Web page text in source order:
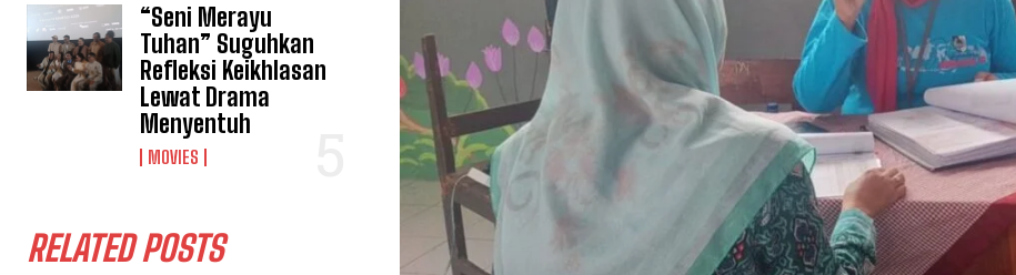
“Seni Merayu
Tuhan” Suguhkan
Refleksi Keikhlasan
Lewat Drama
Menyentuh
MOVIES
RELATED POSTS